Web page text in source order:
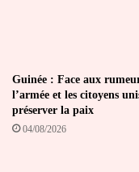
Guinée : Face aux
l’armée et les citoyens
préserver la paix
04/08/2026